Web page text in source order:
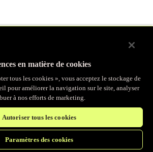
et intégrée à la suite complète de
de travail d’IA et gagnez en efficacité
en matière de cookies
tous les cookies », vous acceptez le stockage de
pour améliorer la navigation sur le site, analyser
à nos efforts de marketing.
Autoriser tous les cookies
Paramètres des cookies